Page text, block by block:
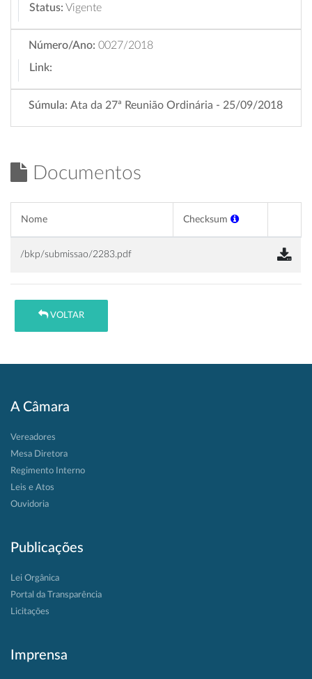
Status: Vigente
Número/Ano: 0027/2018
Link:
Súmula: Ata da 27ª Reunião Ordinária - 25/09/2018
Documentos
Nome Checksum
/bkp/submissao/2283.pdf
VOLTAR
A Câmara
Vereadores
Mesa Diretora
Regimento Interno
Leis e Atos
Ouvidoria
Publicações
Lei Orgânica
Portal da Transparência
Licitações
Imprensa